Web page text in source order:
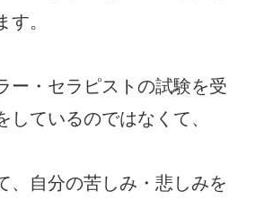
す。
ー・セラピストの試験を受
しているのではなくて、
、自分の苦しみ・悲しみを